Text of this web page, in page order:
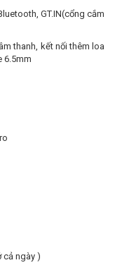
GT.IN(cổng cắm
thanh, kết nối thêm loa
6.5mm
cả ngày )